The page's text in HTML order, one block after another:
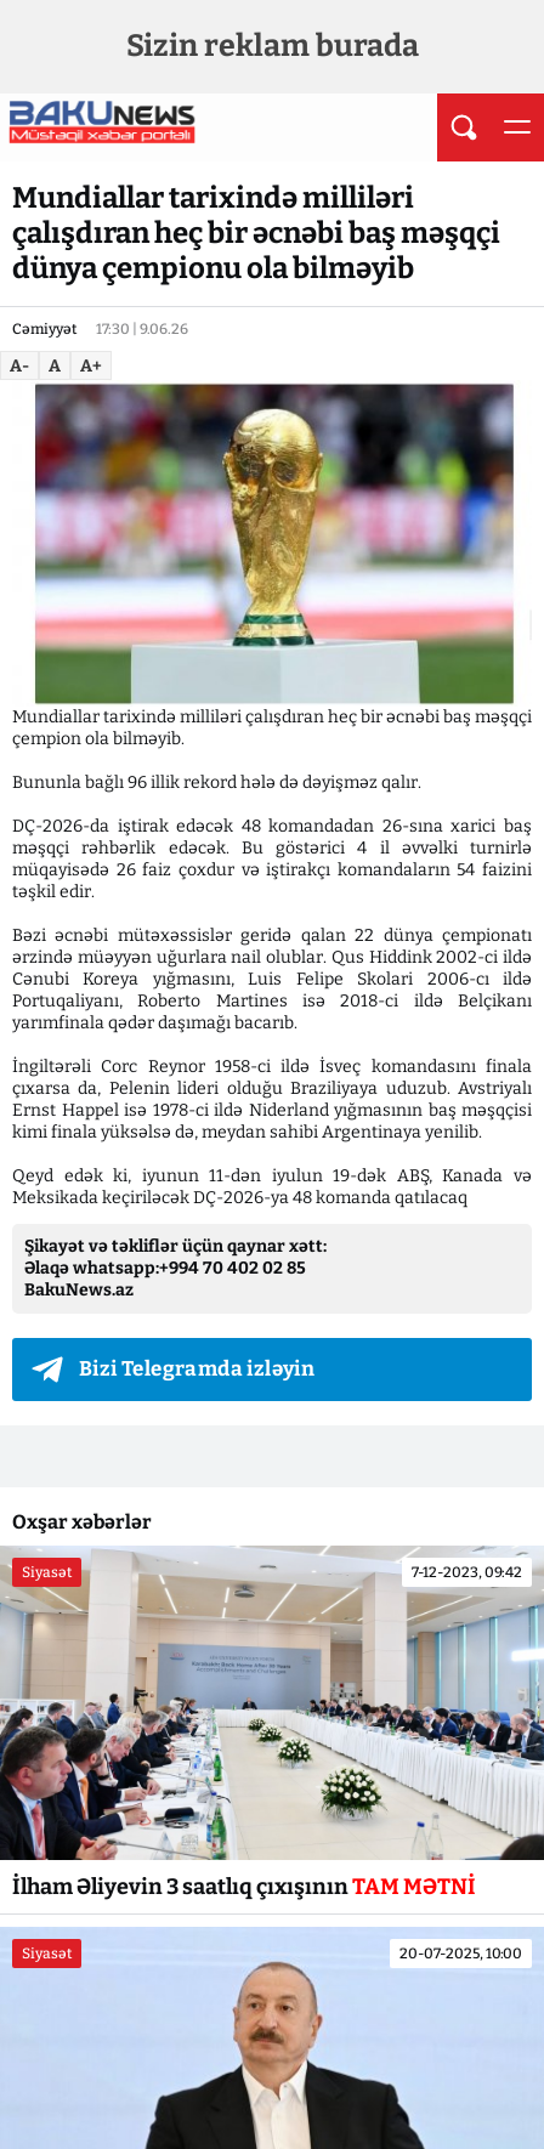
Sizin reklam burada
Mundiallar tarixində milliləri
çalışdıran heç bir əcnəbi baş məşqçi
dünya çempionu ola bilməyib
Cəmiyyət 17:30 | 9.06.26
A- A A+
Mundiallar tarixində milliləri çalışdıran heç bir əcnəbi baş məşqçi
çempion ola bilməyib.
Bununla bağlı 96 illik rekord hələ də dəyişməz qalır.
DÇ-2026-da iştirak edəcək 48 komandadan 26-sına xarici baş
məşqçi rəhbərlik edəcək. Bu göstərici 4 il əvvəlki turnirlə
müqayisədə 26 faiz çoxdur və iştirakçı komandaların 54 faizini
təşkil edir.
Bəzi əcnəbi mütəxəssislər geridə qalan 22 dünya çempionatı
ərzində müəyyən uğurlara nail olublar. Qus Hiddink 2002-ci ildə
Cənubi Koreya yığmasını, Luis Felipe Skolari 2006-cı ildə
Portuqaliyanı, Roberto Martines isə 2018-ci ildə Belçikanı
yarımfinala qədər daşımağı bacarıb.
İngiltərəli Corc Reynor 1958-ci ildə İsveç komandasını finala
çıxarsa da, Pelenin lideri olduğu Braziliyaya uduzub. Avstriyalı
Ernst Happel isə 1978-ci ildə Niderland yığmasının baş məşqçisi
kimi finala yüksəlsə də, meydan sahibi Argentinaya yenilib.
Qeyd edək ki, iyunun 11-dən iyulun 19-dək ABŞ, Kanada və
Meksikada keçiriləcək DÇ-2026-ya 48 komanda qatılacaq
Şikayət və təkliflər üçün qaynar xətt:
Əlaqə whatsapp:+994 70 402 02 85
BakuNews.az
Bizi Telegramda izləyin
Oxşar xəbərlər
Siyasət 7-12-2023, 09:42
İlham Əliyevin 3 saatlıq çıxışınınTAM MƏTNİ
Siyasət 20-07-2025, 10:00